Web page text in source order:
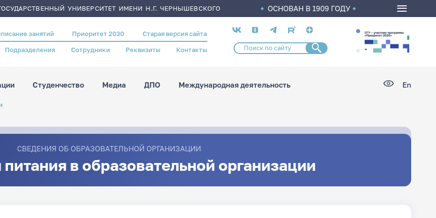
УНИВЕРСИТЕТ ИМЕНИ Н.Г. ЧЕРНЫШЕВСКОГО ОСНОВАН В 1909 ГОДУ
занятий Приоритет 2030 Старая версия сайта
Подразделения Сотрудники Реквизиты Контакты
Социальные
сети
Студенчество Медиа ДПО Международная деятельность En
СВЕДЕНИЯ ОБ ОБРАЗОВАТЕЛЬНОЙ ОРГАНИЗАЦИИ
в образовательной организации